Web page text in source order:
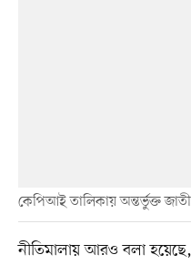
কেপিআই তালিকায় অন্তর্ভুক্ত
নীতিমালায় আরও বলা